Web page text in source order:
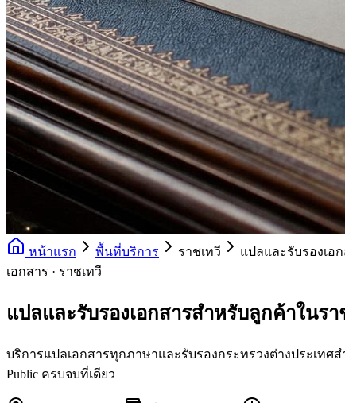
หน้าแรก พื้นที่บริการ ราชเทวี
แปลและรับรองเอ
เอกสาร · ราชเทวี
แปลและรับรองเอกสารสำหรับลูกค้าในรา
บริการแปลเอกสารทุกภาษาและรับรองกระทรวงต่างประเทศ
Public ครบจบที่เดียว